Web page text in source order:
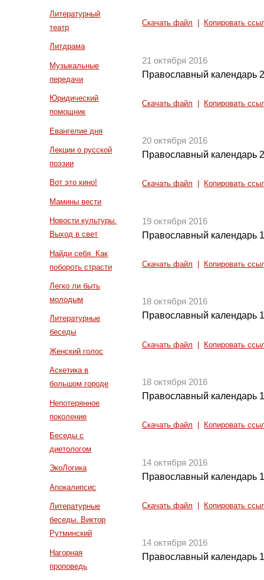
Литературный
театр
Литдрама
Музыкальные
передачи
Юридический
помощник
Евангелие дня
Лекции о русской
поэзии
Вот это кино!
Мамины вести
Новости культуры.
Выход в свет
Найди себя. Как
побороть страсти
Легко ли быть
молодым
Литературные
беседы
Женский голос
Аскетика в
большом городе
Непотерянное
поколение
Беседы с
диетологом
ЭкоЛогика
Апокалипсис
Литературные
беседы. Виктор
Рутминский
Нагорная
проповедь
Скачать файл Копировать
21 октября 2016
Православный календарь
Скачать файл Копировать
20 октября 2016
Православный календарь
Скачать файл Копировать
19 октября 2016
Православный календарь
Скачать файл Копировать
18 октября 2016
Православный календарь
Скачать файл Копировать
18 октября 2016
Православный календарь
Скачать файл Копировать
14 октября 2016
Православный календарь
Скачать файл Копировать
14 октября 2016
Православный календарь